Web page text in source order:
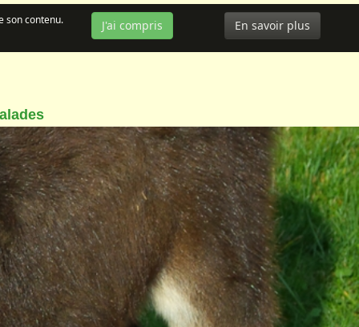
son contenu. J'ai compris En savoir plus